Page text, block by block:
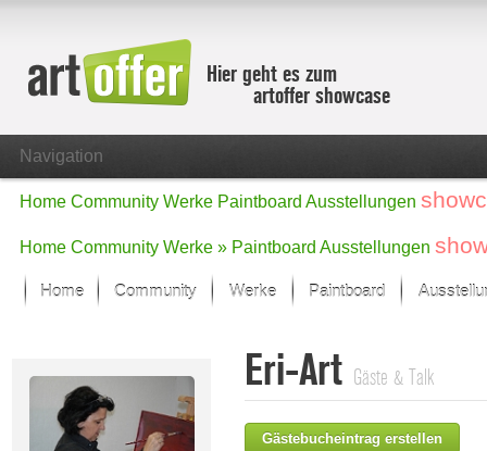
Hier geht es zum
artoffer showcase
Navigation
Home Community Werke Paintboard Ausstellungen
Home Community Werke » Paintboard Ausstellungen
Home Community Werke
Der letzte Monat im Fokus
Alle Fokus-Werke
Standard-Ansicht
Fokus-Werke
Paintboard
Eri-Art Gäste & Talk
Gästebucheintrag erstellen